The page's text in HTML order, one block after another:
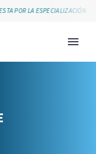
POR LA ESPECIALIZACIÓN